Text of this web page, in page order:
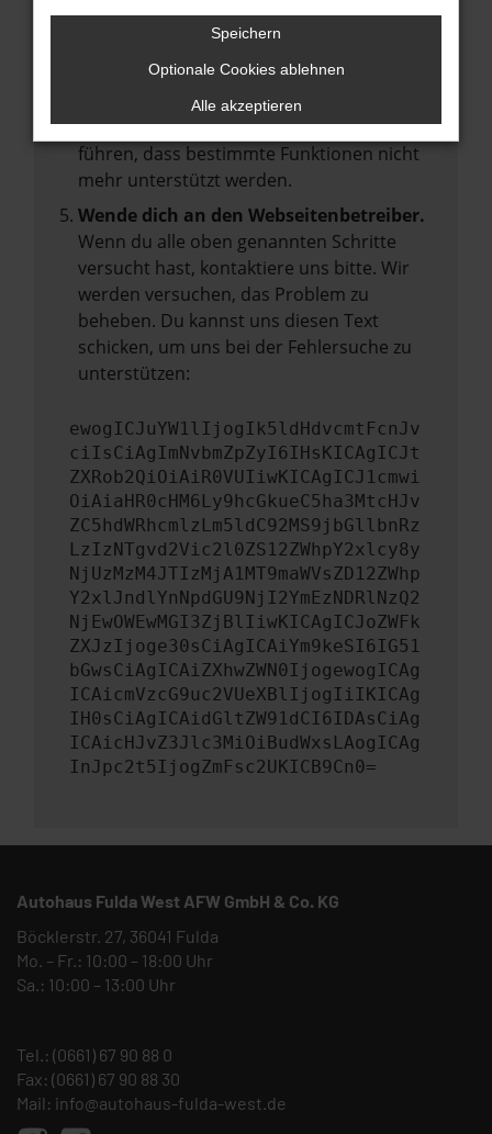
Stelle sicher, dass dein Browser und dein
Betriebssystem auf dem neuesten Stand
Veraltete Software birgt nicht nur ein
Sicherheitsrisiko, sondern kann auch dazu
führen, dass bestimmte Funktionen nicht
mehr unterstützt werden.
Wende dich an den Webseitenbetreiber.
Wenn du alle oben genannten Schritte
versucht hast, kontaktiere uns bitte. Wir
werden versuchen, das Problem zu
beheben. Du kannst uns diesen Text
schicken, um uns bei der Fehlersuche zu
unterstützen:
ewogICJuYW1lIjogIk5ldHdvcmtFcnJv
ciIsCiAgImNvbmZpZyI6IHsKICAgICJt
ZXRob2QiOiAiR0VUIiwKICAgICJ1cmwi
OiAiaHR0cHM6Ly9hcGkueC5ha3MtcHJv
ZC5hdWRhcmlzLm5ldC92MS9jbGllbnRz
LzIzNTgvd2Vic2l0ZS12ZWhpY2xlcy8y
NjUzMzM4JTIzMjA1MT9maWVsZD12ZWhp
Y2xlJndlYnNpdGU9NjI2YmEzNDRlNzQ2
NjEwOWEwMGI3ZjBlIiwKICAgICJoZWFk
ZXJzIjoge30sCiAgICAiYm9keSI6IG51
bGwsCiAgICAiZXhwZWN0IjogewogICAg
ICAicmVzcG9uc2VUeXBlIjogIiIKICAg
IH0sCiAgICAidGltZW91dCI6IDAsCiAg
ICAicHJvZ3Jlc3MiOiBudWxsLAogICAg
InJpc2t5IjogZmFsc2UKICB9Cn0=
Autohaus Fulda West AFW GmbH & Co. KG
Böcklerstr. 27, 36041 Fulda
Mo. – Fr.: 10:00 – 18:00 Uhr
Sa.: 10:00 – 13:00 Uhr
Tel.: (0661) 67 90 88 0
Fax: (0661) 67 90 88 30
Mail: info@autohaus-fulda-west.de
Speichern
Optionale Cookies ablehnen
Alle akzeptieren